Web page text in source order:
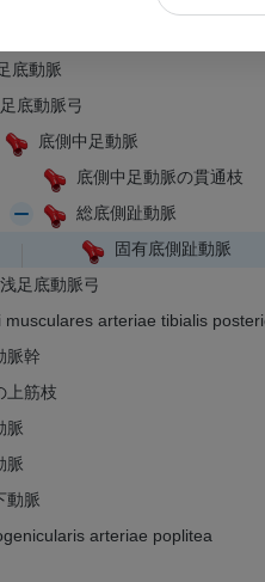
底動脈
足底動脈弓
底側中足動脈
底側中足動脈の貫通枝
総底側趾動脈
固有底側趾動脈
浅足底動脈弓
musculares arteriae tibialis
脈幹
上筋枝
脈
脈
動脈
arteriae poplitea
手部MRI
MRI
X線画像
イラストレ
Visible